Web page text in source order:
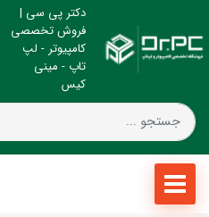
دکتر پی سی |
فروش تخصصی
کامپیوتر - لپ
تاپ - مینی
کیس